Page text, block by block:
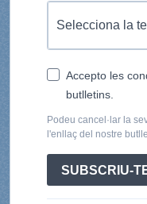
Accepto les
butlletins.
Podeu cancel·lar la
l'enllaç del nostre
SUBSCRIU-